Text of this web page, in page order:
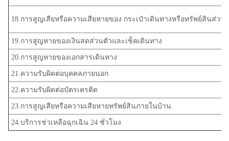
18.การสูญเสียหรือความเสียหายของ กระเป๋าเดินทางหรือทรัพย์สินส่วน
19.การสูญหายของเงินสดส่วนตัวและเช็คเดินทาง
20.การสูญหายของเอกสารเดินทาง
21.ความรับผิดต่อบุคคลภายนอก
22.ความรับผิดต่อบัตรเครติด
23.การสูญเสียหรือความเสียหายทรัพย์สินภายในบ้าน
24.บริการช่วเหลือฉุกเฉิน 24 ชั่วโมง